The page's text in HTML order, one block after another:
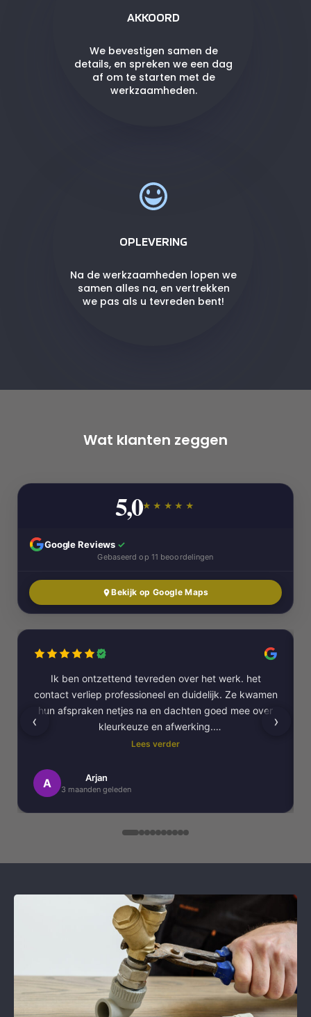
AKKOORD
We bevestigen samen de
details, en spreken we een dag
af om te starten met de
werkzaamheden.
OPLEVERING
Na de werkzaamheden lopen we
samen alles na, en vertrekken
we pas als u tevreden bent!
Wat klanten zeggen
5,0★★★★★
Google Reviews ✓
Gebaseerd op 11 beoordelingen
Bekijk op Google Maps
Ik ben ontzettend tevreden over het werk. het
contact verliep professioneel en duidelijk. Ze kwamen
hun afspraken netjes na en dachten goed mee over
kleurkeuze en afwerking.
uitgevoerd. Alles is strak afgewerkt en ze werkten
netjes en zorgvuldig, met oog voor detail. .
Lees verder
A Arjan
3 maanden geleden
‹ ›